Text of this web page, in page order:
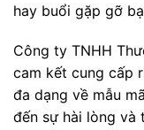
hay buổi gặp gỡ
Công ty TNHH
cam kết cung cấp
đa dạng về mẫu
đến sự hài lòng và